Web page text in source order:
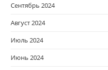
Сентябрь 2024
Август 2024
Июль 2024
Июнь 2024